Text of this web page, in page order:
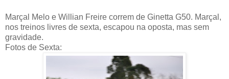
Marçal Melo e Willian Freire correm de Ginetta G50. Marçal,
nos treinos livres de sexta, escapou na oposta, mas sem
gravidade.
Fotos de Sexta: